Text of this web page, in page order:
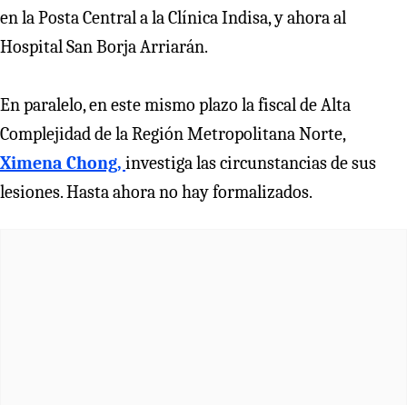
en la Posta Central a la Clínica Indisa, y ahora al
Hospital San Borja Arriarán.
En paralelo, en este mismo plazo la fiscal de Alta
Complejidad de la Región Metropolitana Norte,
Ximena Chong, investiga las circunstancias de sus
lesiones. Hasta ahora no hay formalizados.